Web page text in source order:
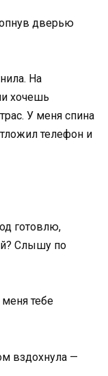
дверью
На
хочешь
У меня спина
телефон и
готовлю,
Слышу по
тебе
вздохнула —